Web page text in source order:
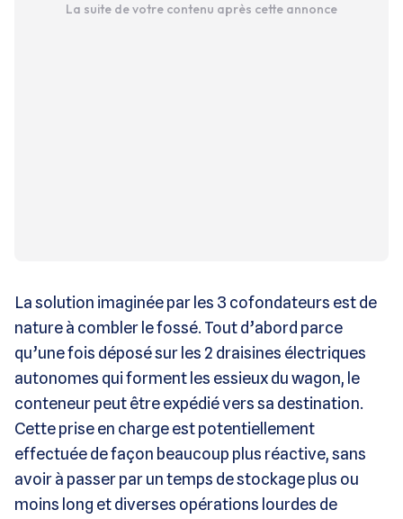
La suite de votre contenu après cette annonce
La solution imaginée par les 3 cofondateurs est de
nature à combler le fossé. Tout d’abord parce
qu’une fois déposé sur les 2 draisines électriques
autonomes qui forment les essieux du wagon, le
conteneur peut être expédié vers sa destination.
Cette prise en charge est potentiellement
effectuée de façon beaucoup plus réactive, sans
avoir à passer par un temps de stockage plus ou
moins long et diverses opérations lourdes de